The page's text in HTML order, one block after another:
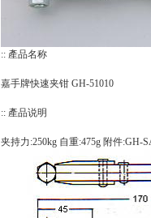
:: 產品名称
嘉手牌快速夹钳 GH-51010
:: 產品说明
夹持力:250kg 自重:475g 附件:GH-